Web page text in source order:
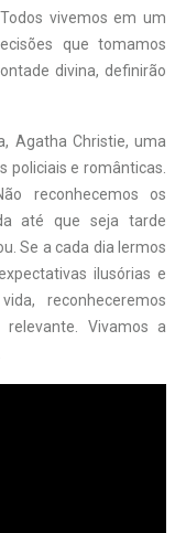
vivemos em um
que tomamos
divina, definirão
Agatha Christie, uma
policiais e românticas.
reconhecemos os
até que seja tarde
Se a cada dia lermos
ilusórias e
reconheceremos
Vivamos a